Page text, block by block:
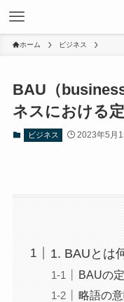
ホーム ビジネス
BAU（
ネスにおける
ビジネス 2023年5月
1. BAUとは
BAUの
略語の